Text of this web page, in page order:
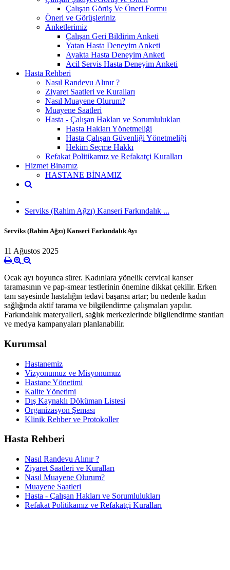
Çalışan Görüş Ve Öneri Formu
Öneri ve Görüşleriniz
Anketlerimiz
Çalışan Geri Bildirim Anketi
Yatan Hasta Deneyim Anketi
Ayakta Hasta Deneyim Anketi
Acil Servis Hasta Deneyim Anketi
Hasta Rehberi
Nasıl Randevu Alınır ?
Ziyaret Saatleri ve Kuralları
Nasıl Muayene Olurum?
Muayene Saatleri
Hasta - Çalışan Hakları ve Sorumlulukları
Hasta Hakları Yönetmeliği
Hasta Çalışan Güvenliği Yönetmeliği
Hekim Seçme Hakkı
Refakat Politikamız ve Refakatçi Kuralları
Hizmet Binamız
HASTANE BİNAMIZ
Serviks (Rahim Ağzı) Kanseri Farkındalık ...
Serviks (Rahim Ağzı) Kanseri Farkındalık Ayı
11 Ağustos 2025
Ocak ayı boyunca sürer. Kadınlara yönelik cervical kanser
taramasının ve pap-smear testlerinin önemine dikkat çekilir. Erken
tanı sayesinde hastalığın tedavi başarısı artar; bu nedenle kadın
sağlığında aktif tarama ve bilgilendirme çalışmaları yapılır.
Farkındalık materyalleri, sağlık merkezlerinde bilgilendirme stantları
ve medya kampanyaları planlanabilir.
Kurumsal
Hastanemiz
Vizyonumuz ve Misyonumuz
Hastane Yönetimi
Kalite Yönetimi
Dış Kaynaklı Döküman Listesi
Organizasyon Şeması
Klinik Rehber ve Protokoller
Hasta Rehberi
Nasıl Randevu Alınır ?
Ziyaret Saatleri ve Kuralları
Nasıl Muayene Olurum?
Muayene Saatleri
Hasta - Çalışan Hakları ve Sorumlulukları
Refakat Politikamız ve Refakatçi Kuralları